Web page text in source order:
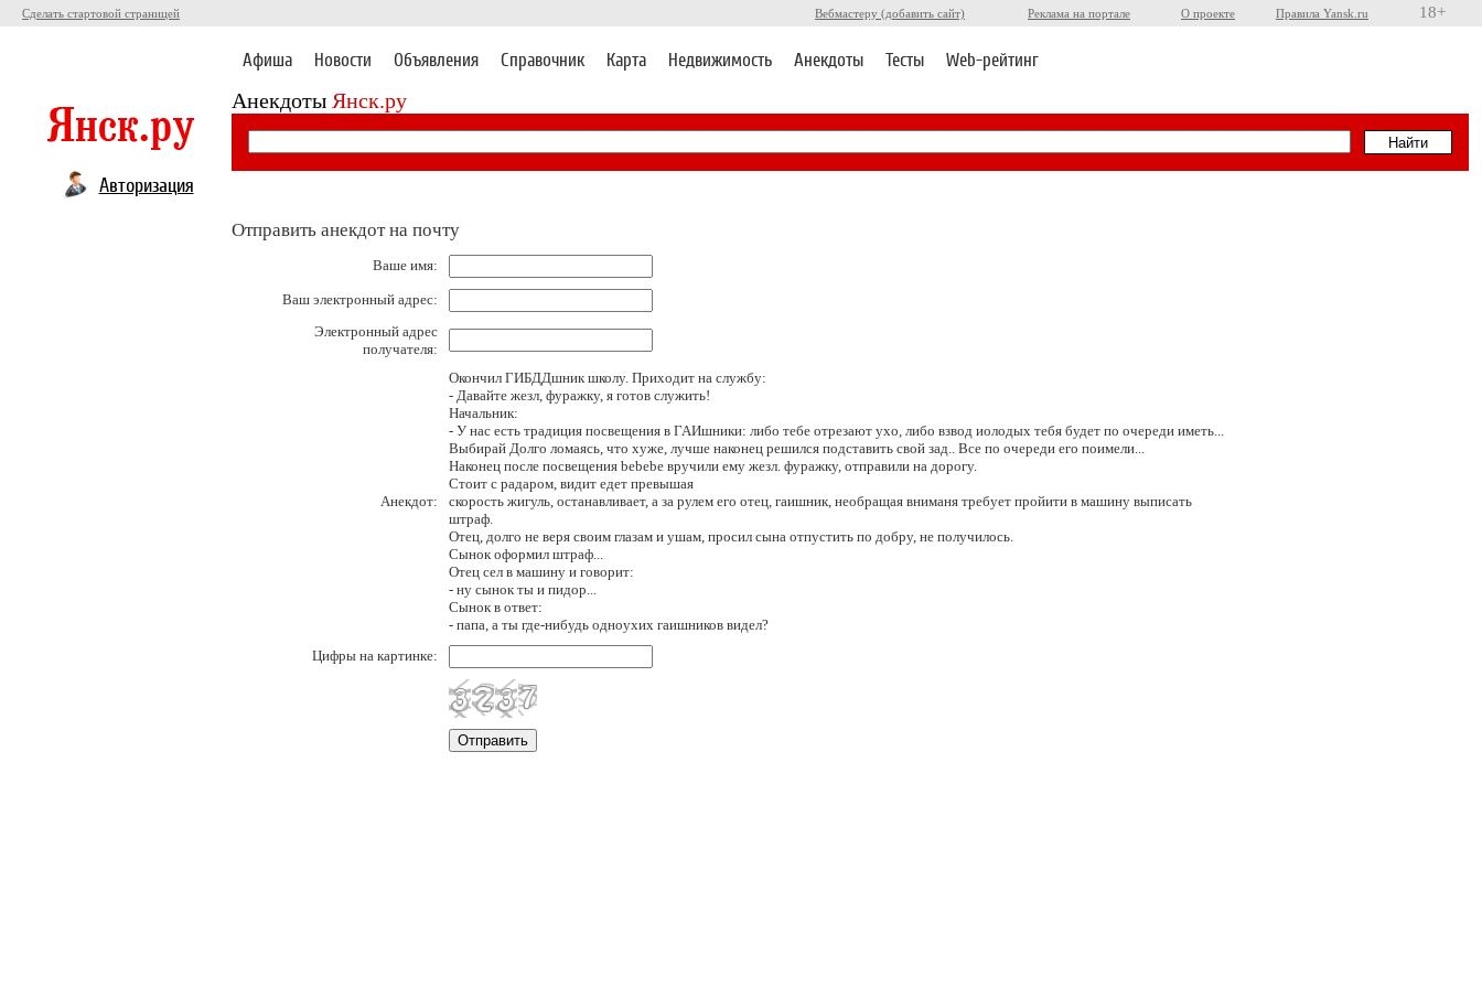
Сделать стартовой страницей Вебмастеру (добавить сайт) Реклама на портале О проекте Правила Yansk.ru 18+
Афиша Новости Объявления Справочник Карта Недвижимость Анекдоты Тесты Web-рейтинг
Анекдоты Янск.ру
Авторизация
Отправить анекдот на почту
Ваше имя:
Ваш электронный адрес:
Электронный адрес
получателя:
Анекдот:
Окончил ГИБДДшник школу. Приходит на службу:
- Давайте жезл, фуражку, я готов служить!
Начальник:
- У нас есть традиция посвещения в ГАИшники: либо тебе отрезают ухо, либо взвод иолодых тебя будет по очереди иметь...
Выбирай Долго ломаясь, что хуже, лучше наконец решился подставить свой зад.. Все по очереди его поимели...
Наконец после посвещения bеbеbе вручили ему жезл. фуражку, отправили на дорогу.
Стоит с радаром, видит едет превышая
скорость жигуль, останавливает, а за рулем его отец, гаишник, необращая вниманя требует пройити в машину выписать
штраф.
Отец, долго не веря своим глазам и ушам, просил сына отпустить по добру, не получилось.
Сынок оформил штраф...
Отец сел в машину и говорит:
- ну сынок ты и пидор...
Сынок в ответ:
- папа, а ты где-нибудь одноухих гаишников видел?
Цифры на картинке: